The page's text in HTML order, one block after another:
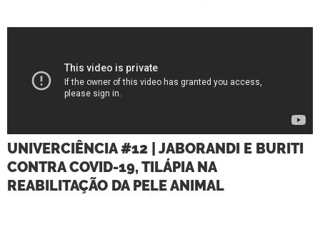
UNIVERCIÊNCIA #12 | JABORANDI E BURITI
CONTRA COVID-19, TILÁPIA NA
REABILITAÇÃO DA PELE ANIMAL